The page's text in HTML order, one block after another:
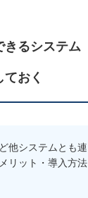
きるシステム
おく
他システムとも連
リット・導入方法